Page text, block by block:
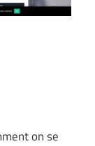
on se